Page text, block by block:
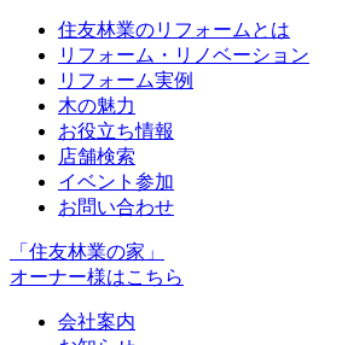
住友林業のリフォームとは
リフォーム・リノベーション
リフォーム実例
木の魅力
お役立ち情報
店舗検索
イベント参加
お問い合わせ
「住友林業の家」
オーナー様はこちら
会社案内